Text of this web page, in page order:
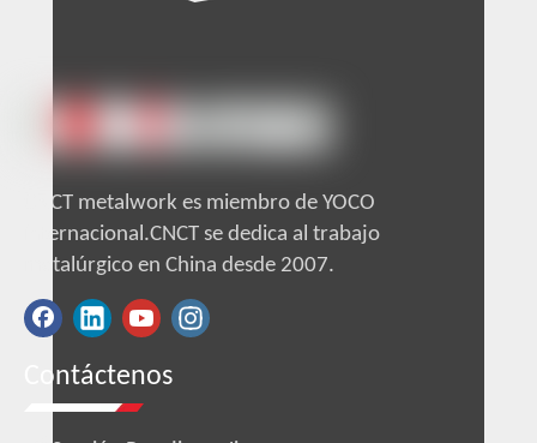
CNCT metalwork es miembro de YOCO
internacional.CNCT se dedica al trabajo
metalúrgico en China desde 2007.
Contáctenos